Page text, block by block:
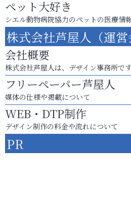
ペット大好き
シエル動物病院協力のペットの医療情
株式会社芦屋人（運営
会社概要
株式会社芦屋人は、デザイン事務所で
フリーペーパー芦屋人
媒体の仕様や掲載について
WEB・DTP制作
デザイン制作の料金や流れについて
PR